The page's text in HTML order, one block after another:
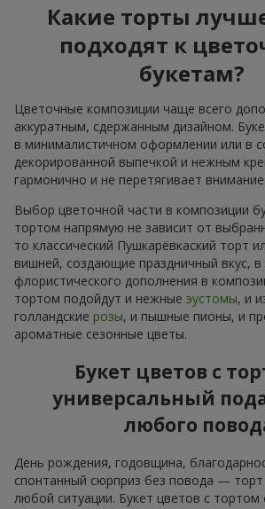
Какие торты
подходят к
букетам?
Цветочные композиции чаще всего
аккуратным, сдержанным дизайном.
в минималистичном оформлении или в
декорированной выпечкой и нежным
гармонично и не перетягивает
Выбор цветочной части в композиции
тортом напрямую не зависит от
то классический Пушкарёвкаский торт
вишней, создающие праздничный вкус, в
флористического дополнения в
тортом подойдут и нежные эустомы, и
голландские розы, и пышные пионы, и
ароматные сезонные цветы.
Букет цветов с
универсальный
любого
День рождения, годовщина,
спонтанный сюрприз без повода —
любой ситуации. Букет цветов с тортом